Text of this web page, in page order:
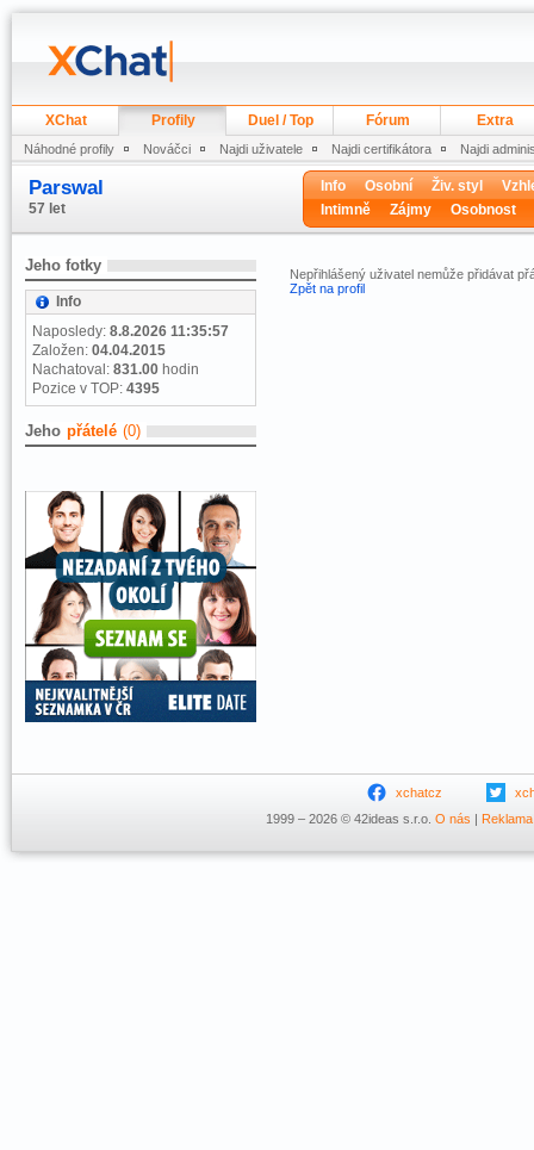
XChat Profily Duel / Top Fórum Extra
Náhodné profily Nováčci Najdi uživatele Najdi certifikátora Najdi
Parswal
57 let
Info Osobní Živ. styl
Intimně
Zájmy Osobnost
Jeho fotky
Info
Naposledy: 8.8.2026 11:35:57
Založen: 04.04.2015
Nachatoval: 831.00 hodin
Pozice v TOP: 4395
Jeho přátelé (0)
Nepřihlášený uživatel nemůže přidávat
Zpět na profil
xchatcz
1999 – 2026 © 42ideas s.r.o. O nás | Reklama